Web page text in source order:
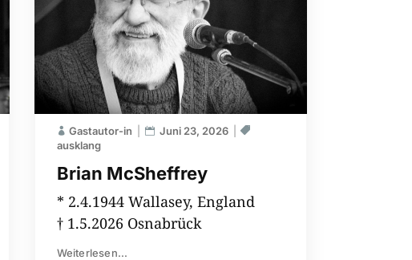
Brian McSheffrey
Gastautor-in
Juni 23, 2026
ausklang
* 2.4.1944 Wallasey, England
† 1.5.2026 Osnabrück
Weiterlesen...